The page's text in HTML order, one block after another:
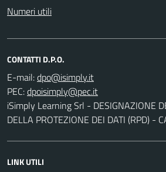
Numeri utili
CONTATTI D.P.O.
E-mail:
PEC:
iSimply Learning Srl - DESIGNAZIONE
DELLA PROTEZIONE DEI DATI (RPD) -
LINK UTILI